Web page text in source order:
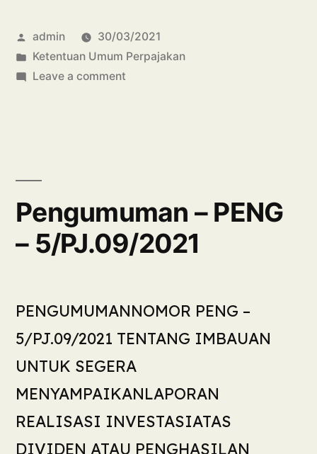
admin
30/03/2021
Ketentuan Umum Perpajakan
Leave a comment
Pengumuman – PENG
– 5/PJ.09/2021
PENGUMUMANNOMOR PENG –
5/PJ.09/2021 TENTANG IMBAUAN
UNTUK SEGERA
MENYAMPAIKANLAPORAN
REALISASI INVESTASIATAS
DIVIDEN ATAU PENGHASILAN